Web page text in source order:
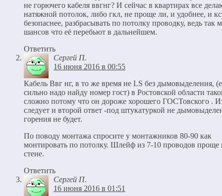
Объясните смысл гофры на бетонном потолке, при
не горючего кабеля ввгнг? И сейчас в квартирах все
натяжной потолок, либо гкл, не проще ли, и удобнее, и
безопаснее, разбрасывать по потолку проводку, ведь так
Ответить
Сергей П.
Кабель Ввг нг, в то же время не LS без дымовыделения,
сильно надо найду номер гост) в Ростовской области
сложно потому что он дороже хорошего ГОСТовского .
следует и второй ответ -под штукатуркой не
По поводу монтажа спросите у монтажников 80-90 как
монтировать по потолку. Шлейф из 7-10 проводов проще
Ответить
Сергей П.